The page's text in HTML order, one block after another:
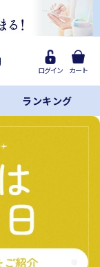
ログイン カート
ランキング